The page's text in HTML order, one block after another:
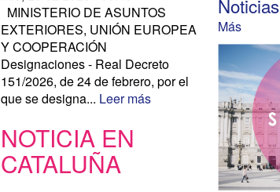
MINISTERIO DE ASUNTOS
EXTERIORES, UNIÓN EUROPEA
Y COOPERACIÓN
Designaciones - Real Decreto
151/2026, de 24 de febrero, por el
que se designa... Leer más
NOTICIA EN
CATALUÑA
Noticias
Más